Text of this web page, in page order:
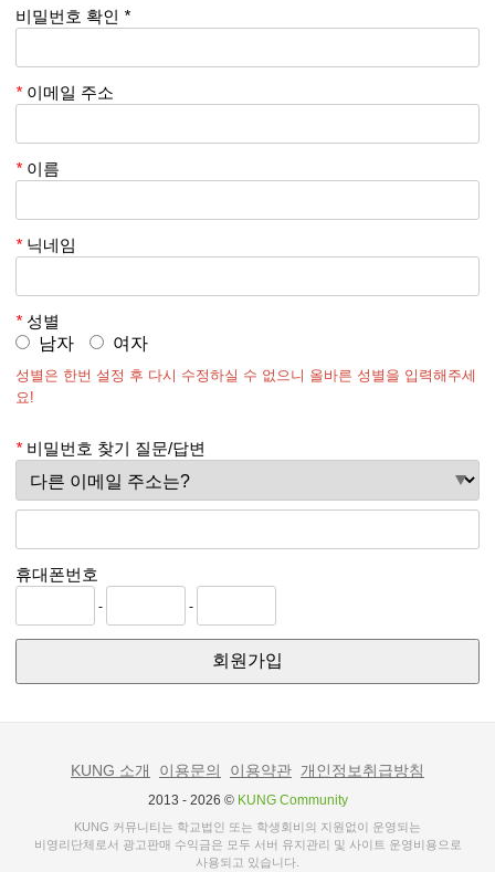
한다)를 이용함에 있어 KUNG과 이용자의 권리․의무 및 책임사항을
① “서비스”라 함은 이용되어지는 통신기기나 단말기 (PC 혹은 휴대
용자”가 이용할 수 있는“KUNG”관련 제반 서비스를 의미한다.
② “이용자”란 “KUNG”에 접속하여 이 약관에 따라 “KUNG”이
제공하는 서비스를 받는 회원 및 비회원을 말한다.
③ “회원”이라 함은 “KUNG”에 회원등록을 한 자로서, 계속적
으로 “KUNG”이 제공하는 서비스를 이용할 수 있는 자를 말한다.
④ “비회원”이라 함은 회원에 가입하지 않고 “KUNG”이 제공하는 서
비스를 이용하는 자를 말한다.
⑤ “이용계약”이라 함은 “KUNG”의 서비스 이용과 관련하여
“KUNG”과 이용자 간에 체결하는 계약을 의미한다.
⑥ “아이디 (ID)" 라 함은 “회원”의 식별과 서비스 이용을 위하여 “회
비밀번호 확인 *
* 이메일 주소
* 이름
* 닉네임
* 성별
남자
여자
성별은 한번 설정 후 다시 수정하실 수 없으니 올바른 성별을 입력해주세
요!
* 비밀번호 찾기 질문/답변
휴대폰번호
- -
회원가입
KUNG 소개 이용문의 이용약관 개인정보취급방침
2013 - 2026 © KUNG Community
KUNG 커뮤니티는 학교법인 또는 학생회비의 지원없이 운영되는
비영리단체로서 광고판매 수익금은 모두 서버 유지관리 및 사이트 운영비용으로
사용되고 있습니다.